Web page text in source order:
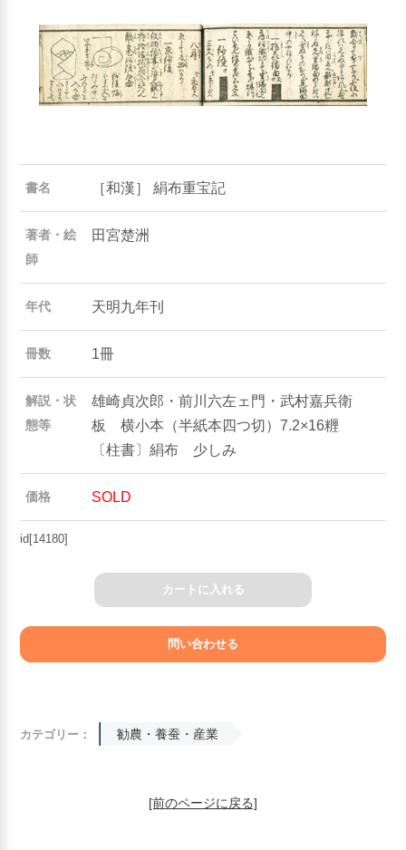
書名 ［和漢］ 絹布重宝記
著者・絵
師
田宮楚洲
年代 天明九年刊
冊数 1冊
解説・状
態等
雄崎貞次郎・前川六左ェ門・武村嘉兵衛
板 横小本（半紙本四つ切）7.2×16糎
〔柱書〕絹布 少しみ
価格 SOLD
id[14180]
カートに入れる
カテゴリー： 勧農・養蚕・産業
[前のページに戻る]